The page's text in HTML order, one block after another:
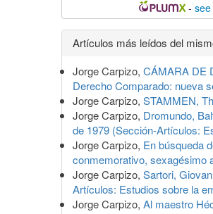
-
Detalles
del
artículo
Artículos más leídos del
Jorge Carpizo, CÁMARA DE
Derecho Comparado: nueva
Jorge Carpizo, STAMMEN,
Jorge Carpizo, Dromundo,
de 1979 (Sección-Artículos:
Jorge Carpizo, En búsqueda
conmemorativo, sexagésimo
Jorge Carpizo, Sartori,
Artículos: Estudios sobre la
Jorge Carpizo, Al maestro